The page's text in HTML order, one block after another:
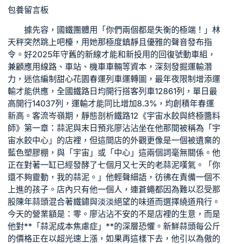
包養留言板
據先容，國鐵團體用「你們兩個都是失衡的極端！」林
天秤突然跳上吧檯，用她那極度鎮靜且優雅的聲音發布指
令。好2025年守舊的新線才能和新投用的回復號動車組，
兼顧應用線路、車站、機車車輛等資本，深刻發掘運輸潛
力，迷信編制 甜心花園春運列車運轉圖，最年夜限制增添運
輸才能供應，全國鐵路日均開行搭客列車12861列，單日最
高開行14037列，運輸才能同比增加8.3%，均創積年春運
新高。客流岑嶺期，靜態剖析鐵路12《宇宙水餃與終極醬料
師》第一章：蒜泥與末日預兆廖沾沾坐在他那間被稱為「宇
宙水餃中心」的店裡，但這間店的外觀更像是一個被遺棄的
藍色塑膠棚，與「宇宙」或「中心」這兩個詞毫無關係。他
正在對著一缸已經發酵了七個月又七天的老蒜泥嘆氣。「你
還不夠靈動，我的蒜泥。」他輕聲細語，彷彿在責備一個不
上進的孩子。店內只有他一個人，連蒼蠅都因為難以忍受那
股陳年蒜頭混合著鐵鏽與淡淡絕望的味道而選擇繞道飛行。
今天的營業額是：零。廖沾沾不安的不是店裡的生意，而是
他對**「蒜泥成本焦慮症」**的深層恐懼。新鮮蒜頭每公斤
的價格正在以超光速上漲，如果再這樣下去，他引以為傲的